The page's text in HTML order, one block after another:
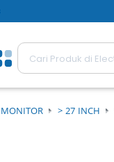
MONITOR > 27 INCH